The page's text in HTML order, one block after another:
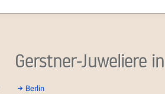
Gerstner-Juweliere in
Berlin